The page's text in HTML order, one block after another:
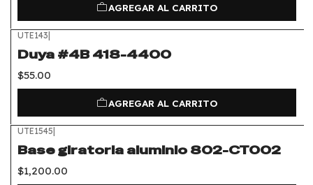
AGREGAR AL CARRITO
UTE143|
Duya #4B 418-4400
$55.00
AGREGAR AL CARRITO
UTE1545|
Base giratoria aluminio 802-CT002
$1,200.00